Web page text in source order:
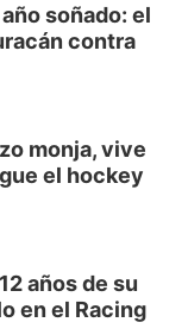
soñado: el
contra
monja, vive
el hockey
años de su
en el Racing